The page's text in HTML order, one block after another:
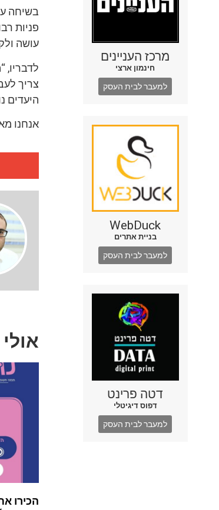
מרכז העניינים
חינמון ארצי
למעבר לבית העסק
WebDuck
בניית אתרים
למעבר לבית העסק
דטה פרינט
דפוס דיגיטלי
למעבר לבית העסק
בשיחה
פניות
עושה
לדבריו,
צריך
היעדים
אנחנו
הכירו